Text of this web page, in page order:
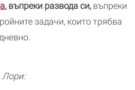
, въпреки развода си,въпреки
задачи, които трябва
Лори: